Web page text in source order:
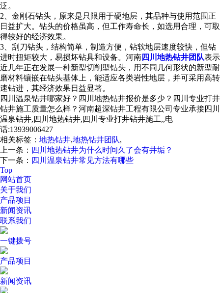
泛。
2、金刚石钻头，原来是只限用于硬地层，其品种与使用范围正
日益扩大。钻头的价格虽高，但工作寿命长，如选用合理，可取
得较好的经济效果。
3、刮刀钻头，结构简单，制造方便，钻软地层速度较快，但钻
进时扭矩较大，易损坏钻具和设备。河南四川地热钻井团队表示
近几年正在发展一种新型切削型钻头，用不同几何形状的新型耐
磨材料镶嵌在钻头基体上，能适应各类岩性地层，并可采用高转
速钻进，其经济效果日益显著。
四川温泉钻井哪家好？四川地热钻井报价是多少？四川专业打井
钻井施工质量怎么样？河南超深钻井工程有限公司专业承接四川
温泉钻井,四川地热钻井,四川专业打井钻井施工,,电
话:13939006427
相关标签： 地热钻井,地热钻井团队,
上一条： 四川地热钻井为什么时间久了会有井垢？
下一条： 四川温泉钻井常见方法有哪些
Top
网站首页
关于我们
产品项目
新闻资讯
联系我们
一键拨号
产品项目
新闻资讯